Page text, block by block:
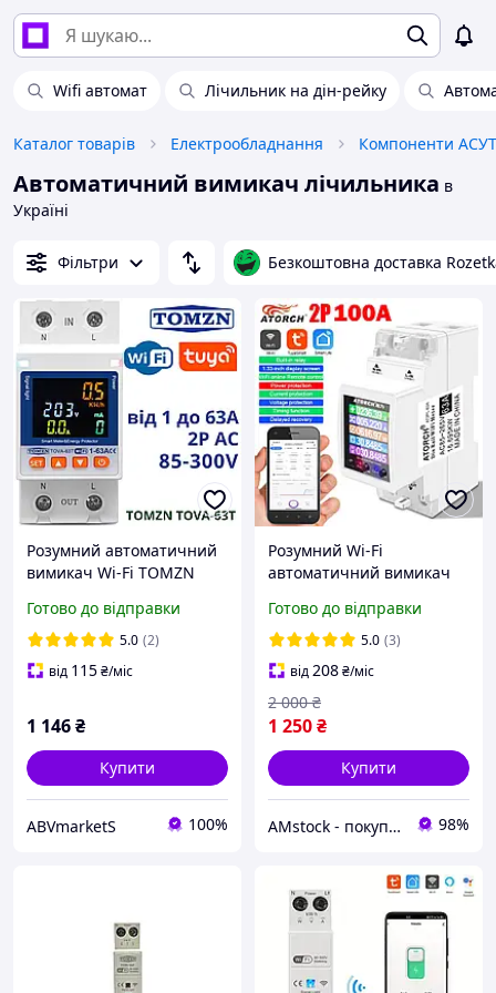
Wifi автомат Лічильник на дін-рейку
Каталог товарів Електрообладнання Компоненти
Автоматичний вимикач лічильника в
Україні
Фільтри Безкоштовна доставка
Розумний автоматичний
вимикач Wi-Fi TOMZN
2P DIN лічильник, захист
Tuya/SmartLife
Готово до відправки
5.0 (2)
від 115₴/міс
1 146₴
Купити
ABVmarketS 100%
Розумний Wi-Fi
автоматичний вимикач
Tuya WIFI. Лічильник
електроенергії КВтч
Вимірювання потужності
,Таймер
Готово до відправки
5.0 (3)
від208₴/міс
1 250₴
2 000 ₴
Купити
AMstock - покупки, які приносять задоволення! 98%